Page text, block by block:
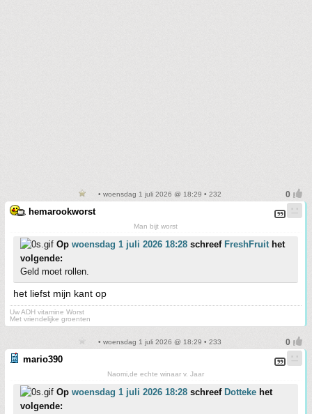
• woensdag 1 juli 2026 @ 18:29 • 232
hemarookworst
Man bijt worst
Op woensdag 1 juli 2026 18:28 schreef FreshFruithet
volgende:
Geld moet rollen.
het liefst mijn kant op
Uw ADH vitamine Worst
Met vriendelijke groenten
• woensdag 1 juli 2026 @ 18:29 • 233
mario390
Naomi,de echte winaar v. Jaar
Op woensdag 1 juli 2026 18:28 schreef Dotteke het
volgende: